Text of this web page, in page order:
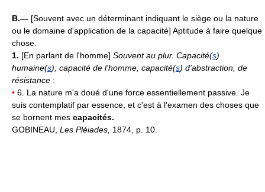
B.— [Souvent avec un déterminant indiquant le siège ou la nature
ou le domaine d'application de la capacité] Aptitude à faire quelque
chose.
1. [En parlant de l'homme] Souvent au plur. Capacité(s)
humaine(s); capacité de l'homme; capacité(s) d'abstraction, de
résistance :
• 6. La nature m'a doué d'une force essentiellement passive. Je
suis contemplatif par essence, et c'est à l'examen des choses que
se bornent mes capacités.
GOBINEAU, Les Pléiades, 1874, p. 10.